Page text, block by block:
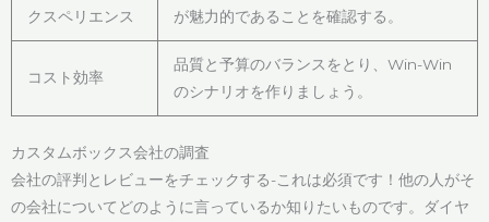
クスペリエンス
が魅力的であることを確認する。
コスト効率
品質と予算のバランスをとり、Win-Win
のシナリオを作りましょう。
カスタムボックス会社の調査
会社の評判とレビューをチェックする-これは必須です！他の人がそ
の会社についてどのように言っているか知りたいものです。ダイヤ